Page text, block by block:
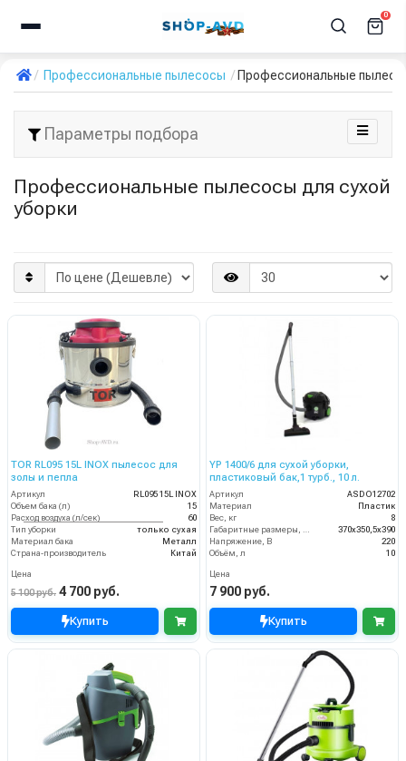
0
Профессиональные пылесосы Профессиональные
Параметры подбора
Профессиональные пылесосы для сухой
уборки
TOR RL095 15L INOX пылесос для
золы и пепла
Артикул
RL095 15L INOX
Объем бака (л)
15
Расход воздуха (л/сек)
60
Тип уборки
только сухая
Материал бака
Металл
Страна-производитель
Китай
Цена
5 100 руб. 4 700 руб.
Купить
YP 1400/6 для сухой уборки,
пластиковый бак,1 турб., 10 л.
Артикул
ASDO12702
Материал
Пластик
Вес, кг
8
370х350,5х390
Напряжение, В
220
Объём, л
10
Цена
7 900 руб.
Купить